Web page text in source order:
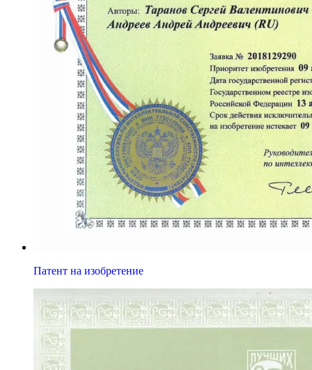
Патент на изобретение